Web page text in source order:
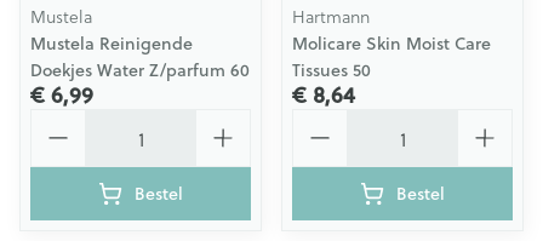
Mustela
Mustela Reinigende
Doekjes Water Z/parfum 60
€ 6,99
Bestel
Hartmann
Molicare Skin Moist Care
Tissues 50
€ 8,64
Bestel